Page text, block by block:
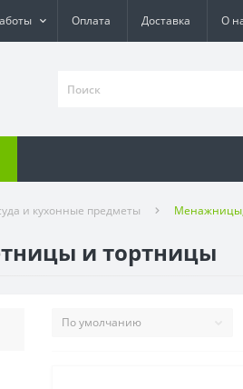
Оплата Доставка О
и кухонные предметы
и тортницы